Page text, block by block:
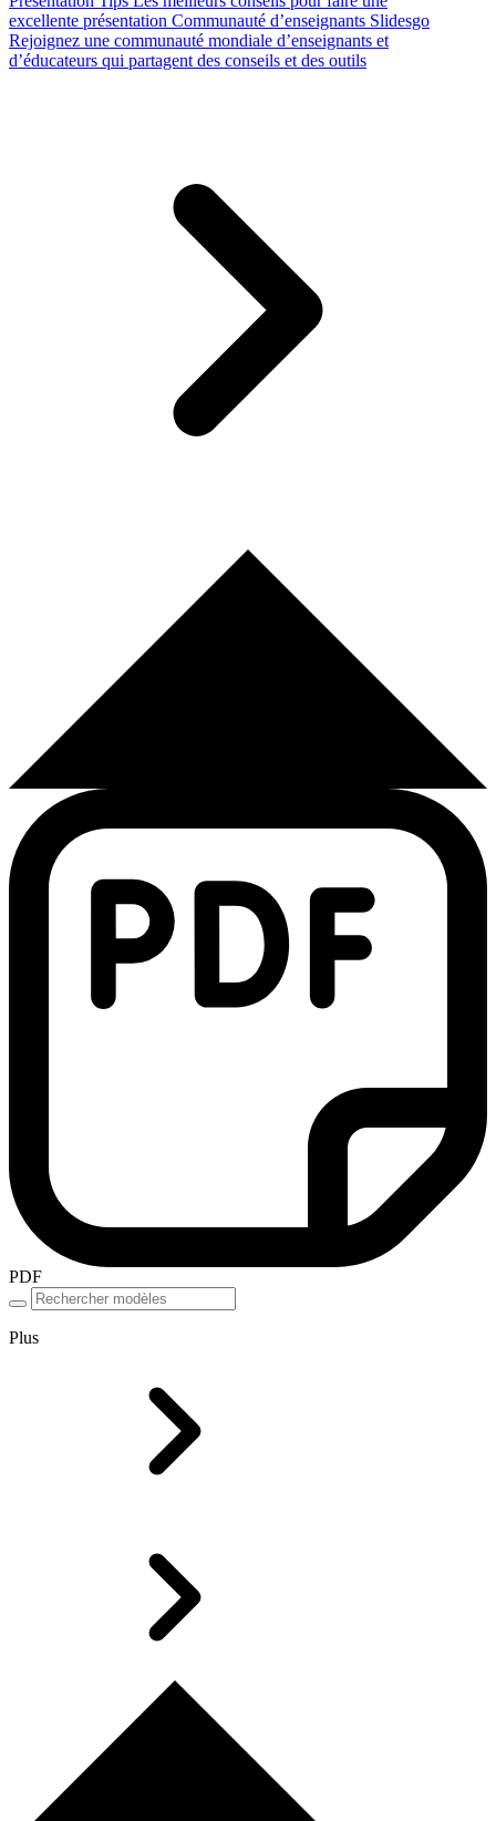
excellente présentation Communauté d’enseignants Slidesgo
Rejoignez une communauté mondiale d’enseignants et
d’éducateurs qui partagent des conseils et des outils
PDF
Plus